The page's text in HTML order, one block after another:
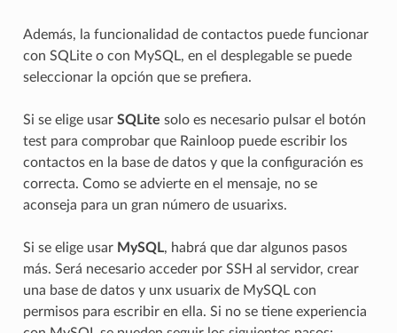
Además, la funcionalidad de contactos puede funcionar
con SQLite o con MySQL, en el desplegable se puede
seleccionar la opción que se prefiera.
Si se elige usar SQLite solo es necesario pulsar el botón
test para comprobar que Rainloop puede escribir los
contactos en la base de datos y que la configuración es
correcta. Como se advierte en el mensaje, no se
aconseja para un gran número de usuarixs.
Si se elige usar MySQL, habrá que dar algunos pasos
más. Será necesario acceder por SSH al servidor, crear
una base de datos y unx usuarix de MySQL con
permisos para escribir en ella. Si no se tiene experiencia